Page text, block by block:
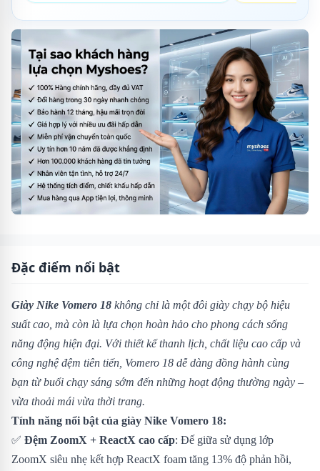
Đặc điểm nổi bật
Giày Nike Vomero 18 không chỉ là một đôi giày chạy bộ hiệu
suất cao, mà còn là lựa chọn hoàn hảo cho phong cách sống
năng động hiện đại. Với thiết kế thanh lịch, chất liệu cao cấp và
công nghệ đệm tiên tiến, Vomero 18 dễ dàng đồng hành cùng
bạn từ buổi chạy sáng sớm đến những hoạt động thường ngày –
vừa thoải mái vừa thời trang.
Tính năng nổi bật của giày Nike Vomero 18:
✅ Đệm ZoomX + ReactX cao cấp: Đế giữa sử dụng lớp
ZoomX siêu nhẹ kết hợp ReactX foam tăng 13% độ phản hồi,